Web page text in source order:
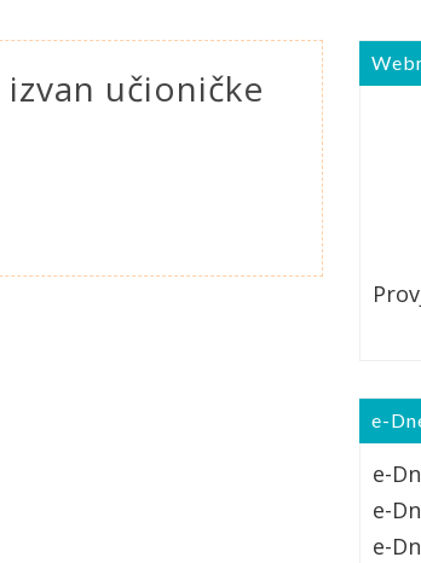
učioničke
e-
e-
e-
e-